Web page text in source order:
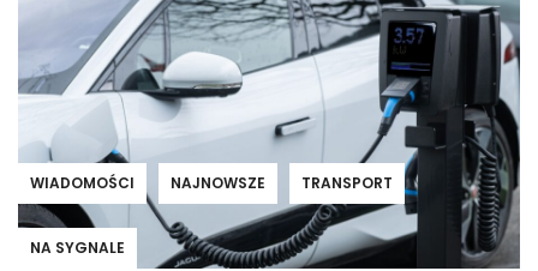
WIADOMOŚCI NAJNOWSZE TRANSPORT
NA SYGNALE